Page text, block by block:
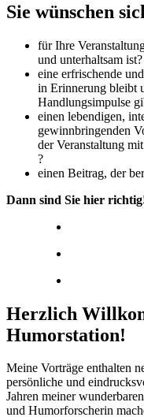
Sie wünschen
für Ihre
und unterhaltsam ist?
eine erfrischende und
in Erinnerung bleibt
Handlungsimpulse
einen lebendigen,
gewinnbringenden
der Veranstaltung
?
einen Beitrag, der
Dann sind Sie hier
Herzlich
Humorstation!
Meine Vorträge enthalten
persönliche und
Jahren meiner
und Humorforscherin